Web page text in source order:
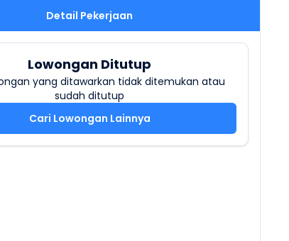
Detail Pekerjaan
Lowongan Ditutup
yang ditawarkan tidak ditemukan atau
sudah ditutup
Cari Lowongan Lainnya